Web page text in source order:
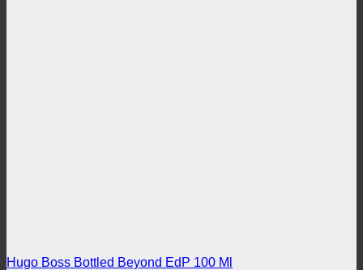
Hugo Boss Bottled Beyond EdP 100 Ml